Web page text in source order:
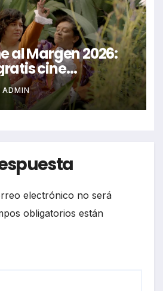
al Margen 2026:
cine
en
ADMIN
electrónico no será
obligatorios están